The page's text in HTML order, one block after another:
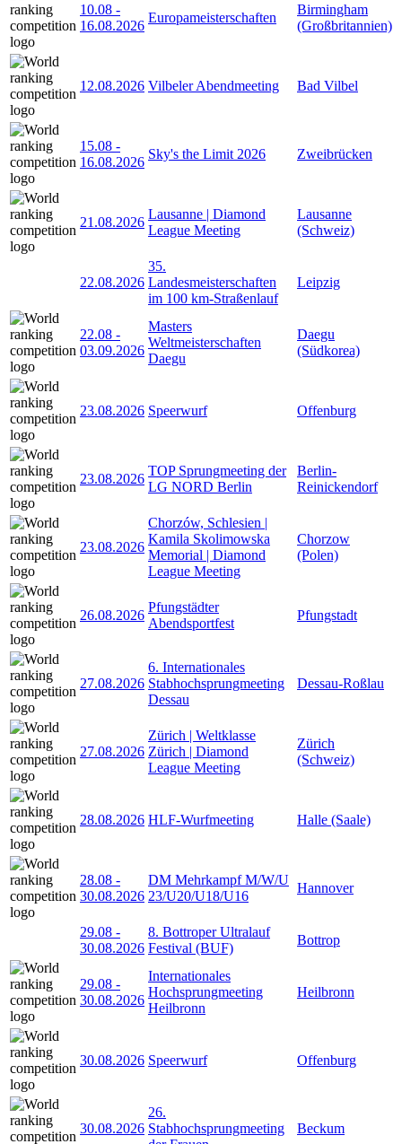
10.08 -
16.08.2026
Europameisterschaften
Birmingham
(Großbritannien)
12.08.2026 Vilbeler Abendmeeting Bad Vilbel
15.08 -
16.08.2026
Sky's the Limit 2026 Zweibrücken
21.08.2026
Lausanne | Diamond
League Meeting
Lausanne
(Schweiz)
22.08.2026
35.
Landesmeisterschaften
im 100 km-Straßenlauf
Leipzig
22.08 -
03.09.2026
Masters
Weltmeisterschaften
Daegu
Daegu
(Südkorea)
23.08.2026 Speerwurf Offenburg
23.08.2026
TOP Sprungmeeting der
LG NORD Berlin
Berlin-
Reinickendorf
23.08.2026
Chorzów, Schlesien |
Kamila Skolimowska
Memorial | Diamond
League Meeting
Chorzow
(Polen)
26.08.2026
Pfungstädter
Abendsportfest
Pfungstadt
27.08.2026
6. Internationales
Stabhochsprungmeeting
Dessau
Dessau-Roßlau
27.08.2026
Zürich | Weltklasse
Zürich | Diamond
League Meeting
Zürich
(Schweiz)
28.08.2026 HLF-Wurfmeeting Halle (Saale)
28.08 -
30.08.2026
DM Mehrkampf M/W/U
23/U20/U18/U16
Hannover
29.08 -
30.08.2026
8. Bottroper Ultralauf
Festival (BUF)
Bottrop
29.08 -
30.08.2026
Internationales
Hochsprungmeeting
Heilbronn
Heilbronn
30.08.2026 Speerwurf Offenburg
30.08.2026
26.
Stabhochsprungmeeting
Beckum